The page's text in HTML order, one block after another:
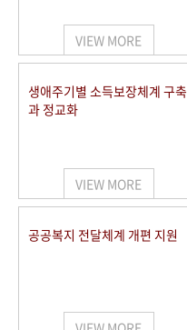
VIEW MORE
생애주기별 소득보장체계 구축
과 정교화
VIEW MORE
공공복지 전달체계 개편 지원